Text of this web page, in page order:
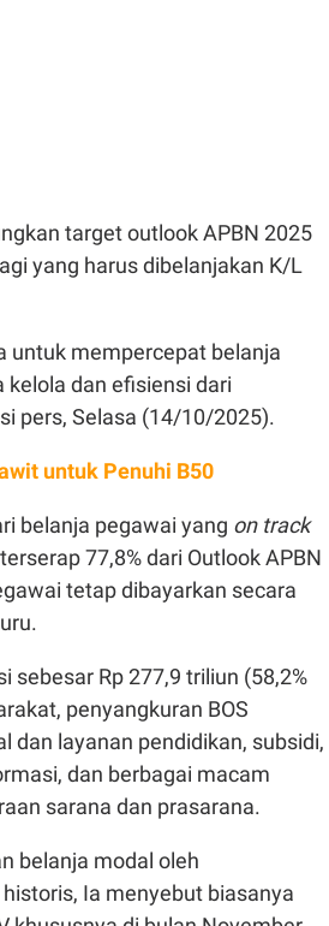
target outlook APBN 2025
yang harusdibelanjakan K/L
untuk mempercepat belanja
kelola dan efisiensi dari
pers, Selasa (14/10/2025).
untuk Penuhi B50
belanja pegawai yang on track
terserap77,8%dari Outlook APBN
tetapdibayarkan secara
sebesar Rp 277,9 triliun (58,2%
, penyangkuran BOS
dan layanan pendidikan, subsidi,
dan berbagai macam
sarana dan prasarana.
belanja modal oleh
historis, Ia menyebut biasanya